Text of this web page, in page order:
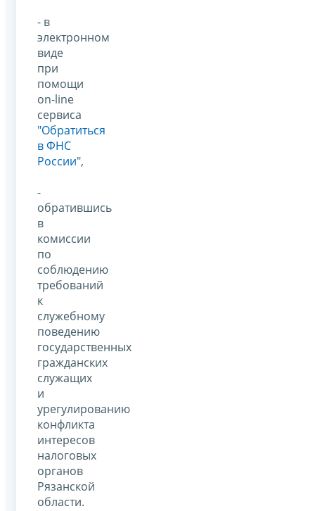
- в
электронном
виде
при
помощи
on-line
сервиса
"Обратиться
в ФНС
России",
-
обратившись
в
комиссии
по
соблюдению
требований
к
служебному
поведению
государственных
гражданских
служащих
и
урегулированию
конфликта
интересов
налоговых
органов
Рязанской
области.